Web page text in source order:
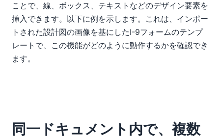
ことで、線、ボックス、テキストなどのデザイン要素を
挿入できます。以下に例を示します。これは、インポー
トされた設計図の画像を基にしたI-9フォームのテンプ
レートで、この機能がどのように動作するかを確認でき
ます。
同一ドキュメント内で、複数